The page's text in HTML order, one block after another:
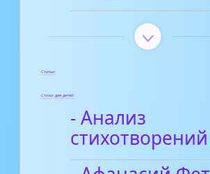
Статьи
Стихи для детей
- Анализ
стихотворений